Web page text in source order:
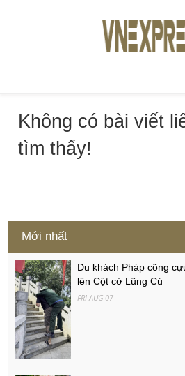
Không có bài viết
tìm thấy!
Mới nhất
Du khách Pháp cõng
lên Cột cờ Lũng Cú
FRI AUG 07